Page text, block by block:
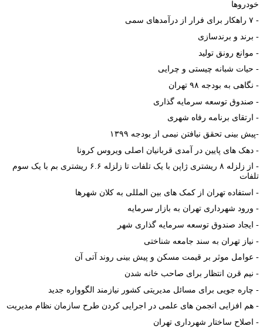
۷ راهکار برای فرار از درآمدهای سمی
برند و برندسازی
موانع رونق تولید
حیات شبانه چیستی و چرایی
نگاهی به بودجه ۹۸ تهران
صندوق توسعه سرمایه گذاری
ارتقای برنامه رفاه شهری
بینی تحقق نیافتن نیمی از بودجه ۱۳۹۹
دهک های پایین در آمدی قربانیان اصلی ویروس کرونا
از زلزله ۸ ریشتری ژاپن با یک تلفات تا زلزله ۶.۶ ریشتری بم با یک سوم
استفاده تهران از کمک های بین المللی به کلان شهرها
ورود شهرداری تهران به بازار سرمایه
ایجاد صندوق توسعه سرمایه گذاری شهر
نیاز تهران به سند جامعه شناختی
عوامل موثر بر قیمت مسکن و پیش بینی روند آتی آن
نیم قرن انتظار برای صاحب خانه شدن
چاره جویی برای مسائل مدیریتی کشور نیازمند الگوواره جدید
هم افزایی انجمن های علمی در اجرایی کردن طرح سازمان نظام مدیریت
اصلاح ساختار شهرداری تهران